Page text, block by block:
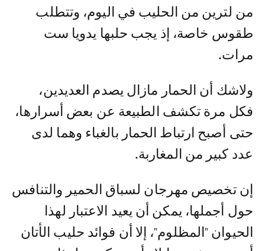
من لترين من الحليب في اليوم، وتتطلب
طقوس خاصة، إذ يجب حلبها يدويا ست
مرات.
ولاشك أن الحمار مازال يصدم العديدين،
فكل مرة تكشف الطبيعة عن بعض أسرارها،
حتى أصبح ارتباط الحمار بالغباء وهما لدى
عدد كبير من المغاربة.
إن تخصيص مهرجان لسباق الحمير والتنافس
حول أجملها، يمكن أن يعيد الاعتبار لهذا
الحيوان "المظلوم"، إلا أن فوائد حليب الأتان